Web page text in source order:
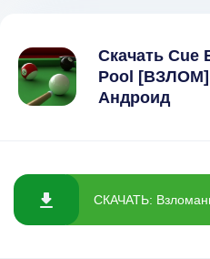
Скачать Cue
Pool [ВЗЛОМ]
Андроид
СКАЧАТЬ: